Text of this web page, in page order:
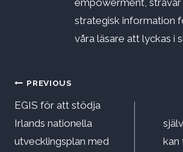
empowerment,
strategisk information
våra läsare att lyckas i
PREVIOUS
EGIS för att stödja
Irlands nationella
utvecklingsplan med
kan